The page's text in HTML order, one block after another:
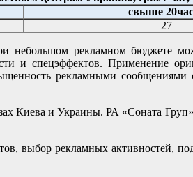
свыше
27
небольшом рекламном бюджете
и спецэффектов. Применение
рекламными
Киева и Украины. РА «Соната Груп»
выбор рекламных активностей,